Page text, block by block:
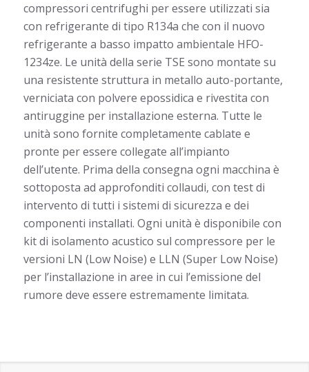
compressori centrifughi per essere utilizzati sia
con refrigerante di tipo R134a che con il nuovo
refrigerante a basso impatto ambientale HFO-
1234ze. Le unità della serie TSE sono montate su
una resistente struttura in metallo auto-portante,
verniciata con polvere epossidica e rivestita con
antiruggine per installazione esterna. Tutte le
unità sono fornite completamente cablate e
pronte per essere collegate all’impianto
dell’utente. Prima della consegna ogni macchina è
sottoposta ad approfonditi collaudi, con test di
intervento di tutti i sistemi di sicurezza e dei
componenti installati. Ogni unità è disponibile con
kit di isolamento acustico sul compressore per le
versioni LN (Low Noise) e LLN (Super Low Noise)
per l’installazione in aree in cui l’emissione del
rumore deve essere estremamente limitata.